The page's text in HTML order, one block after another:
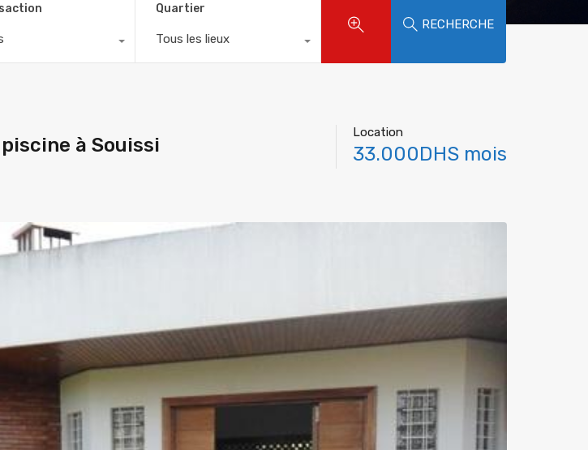
Quartier
Tous les lieux
RECHERCHE
à Souissi
Location
33.000DHS mois